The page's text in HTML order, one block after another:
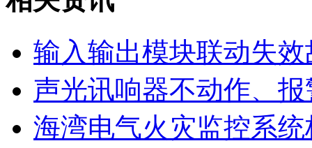
输入输出模块联动失效
声光讯响器不动作、
海湾电气火灾监控系